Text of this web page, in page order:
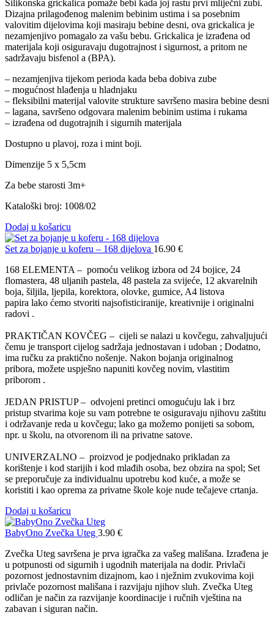
Silikonska grickalica pomaže bebi kada joj rastu prvi mliječni zubi.
Dizajna prilagođenog malenim bebinim ustima i sa posebnim
valovitim dijelovima koji masiraju bebine desni, ova grickalica je
nezamjenjivo pomagalo za vašu bebu. Grickalica je izrađena od
materijala koji osiguravaju dugotrajnost i sigurnost, a pritom ne
sadržavaju bisfenol a (BPA).
– nezamjenjiva tijekom perioda kada beba dobiva zube
– mogućnost hlađenja u hladnjaku
– fleksibilni materijal valovite strukture savršeno masira bebine desni
– lagana, savršeno odgovara malenim bebinim ustima i rukama
– izrađena od dugotrajnih i sigurnih materijala
Dostupno u plavoj, roza i mint boji.
Dimenzije 5 x 5,5cm
Za bebe starosti 3m+
Kataloški broj: 1008/02
Dodaj u košaricu
Set za bojanje u koferu – 168 dijelova 16.90 €
168 ELEMENTA – pomoću velikog izbora od 24 bojice, 24
flomastera, 48 uljanih pastela, 48 pastela za svijeće, 12 akvarelnih
boja, šiljila, ljepila, korektora, olovke, gumice, A4 listova
papira lako ćemo stvoriti najsofisticiranije, kreativnije i originalni
radovi .
PRAKTIČAN KOVČEG – cijeli se nalazi u kovčegu, zahvaljujući
čemu je transport cijelog sadržaja jednostavan i udoban ; Dodatno,
ima ručku za praktično nošenje. Nakon bojanja originalnog
pribora, možete uspješno napuniti kovčeg novim, vlastitim
priborom .
JEDAN PRISTUP – odvojeni pretinci omogućuju lak i brz
pristup stvarima koje su vam potrebne te osiguravaju njihovu zaštitu
i održavanje reda u kovčegu; lako ga možemo ponijeti sa sobom,
npr. u školu, na otvorenom ili na privatne satove.
UNIVERZALNO – proizvod je podjednako prikladan za
korištenje i kod starijih i kod mlađih osoba, bez obzira na spol; Set
se preporučuje za individualnu upotrebu kod kuće, a može se
koristiti i kao oprema za privatne škole koje nude tečajeve crtanja.
Dodaj u košaricu
BabyOno Zvečka Uteg 3.90 €
Zvečka Uteg savršena je prva igračka za vašeg mališana. Izrađena je
u potpunosti od sigurnih i ugodnih materijala na dodir. Privlači
pozornost jednostavnim dizajnom, kao i nježnim zvukovima koji
privlače pozornost mališana i razvijaju njihov sluh. Zvečka Uteg
odličan je način za razvijanje koordinacije i ručnih vještina na
zabavan i siguran način.